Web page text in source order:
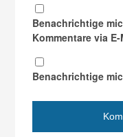
Benachrichtige
Kommentare via E-
Benachrichtige